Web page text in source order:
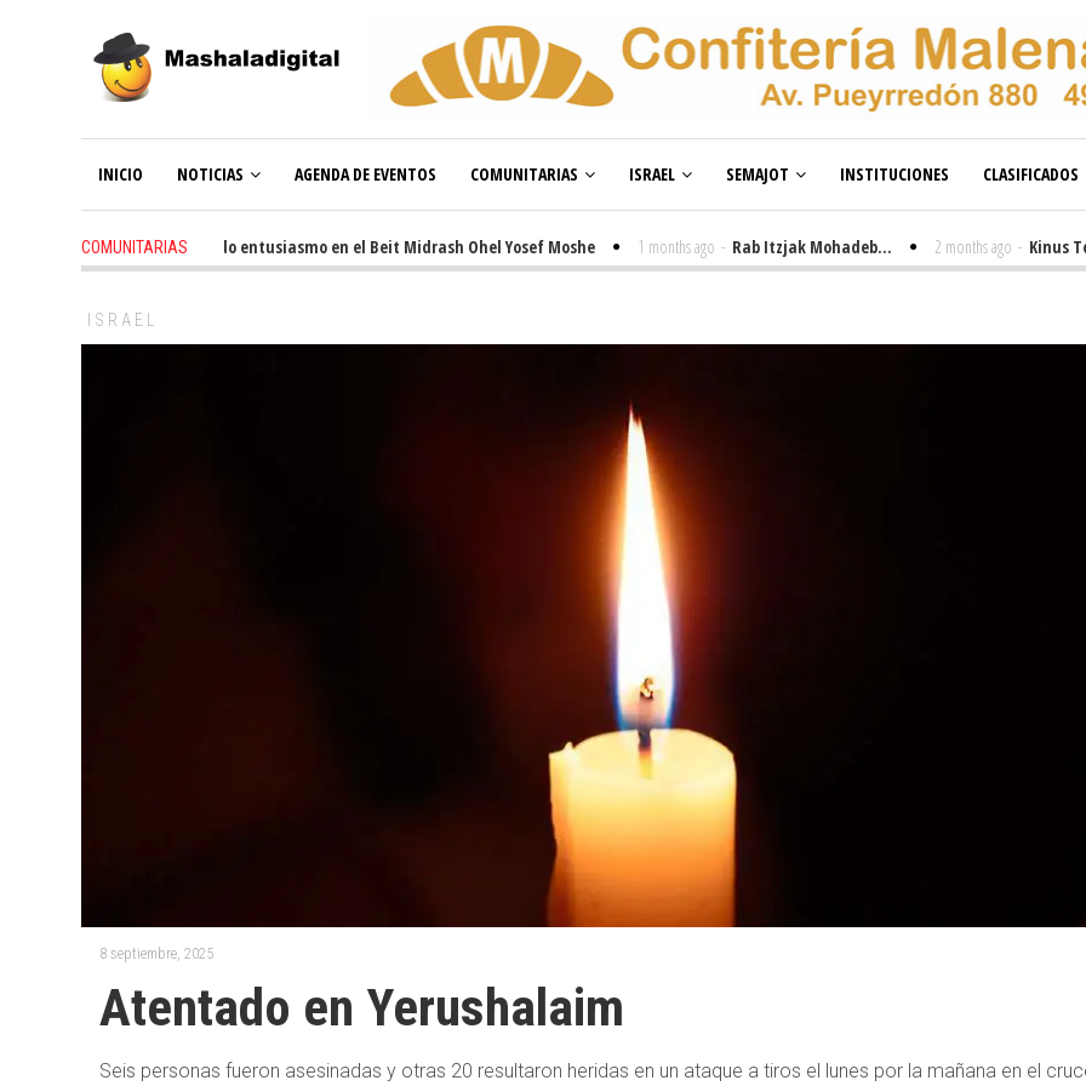
INICIO NOTICIAS AGENDA DE EVENTOS COMUNITARIAS ISRAEL SEMAJOT INSTITUCIONES CLASIFICADOS
COMUNITARIAS
3 weeks ago - Renovado entusiasmo en el Beit Midrash Ohel Yosef Moshe 1 months ago - Rab Itzjak Mohadeb... 2 months ago - Kinus Toire
ISRAEL
8 septiembre, 2025
Atentado en Yerushalaim
Seis personas fueron asesinadas y otras 20 resultaron heridas en un ataque a tiros el lunes por la mañana en el